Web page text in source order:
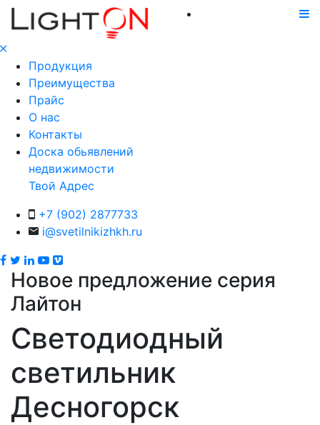
Продукция
Преимущества
Прайс
О нас
Контакты
Доска обьявлений
недвижимости
Твой Адрес
+7 (902) 2877733
i@svetilnikizhkh.ru
Новое предложение серия
Лайтон
Светодиодный
светильник
Десногорск